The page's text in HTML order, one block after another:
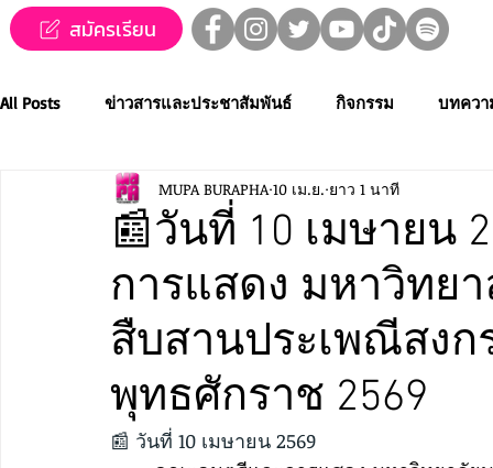
สมัครเรียน
All Posts ข่าวสารและประชาสัมพันธ์ กิจกรรม บทควา
ข่าวทุนการศึกษา MUPA ชวนชม👀🍿 MUPA On
Western Music Applied Performing Art Creative Thai
MUPA ACADEMY MUPAC การประชุมวิชาการและงาน
📰วันที่ 10 เมษายน
การแสดง มหาวิทย
สืบสานประเพณีสงก
พุทธศักราช 2569
MUPA BURAPHA 10 เม.ย. ยาว 1 นาที
📰 วันที่ 10 เมษายน 2569